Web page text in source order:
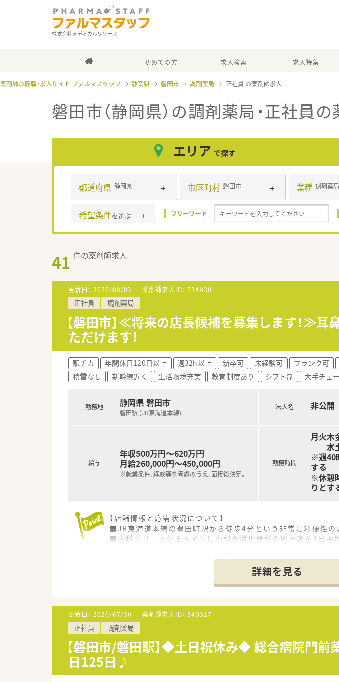
株式会社メディカルリソース
初めての方 求人検索 求人特集
薬剤師の転職・求人サイト ファルマスタッフ 静岡県 磐田市 調剤薬局 正社員
磐田市（静岡県）の調剤薬局・正社員の
エリア で探す
都道府県 静岡県 市区町村 磐田市 業種 調剤薬局
希望条件を選ぶ フリーワード
41 件の薬剤師求人
更新日： 2026/08/03 薬剤師求人ID： 734930
正社員 調剤薬局
【磐田市】≪将来の店長候補を募集します！≫
ただけます！
駅チカ 年間休日120日以上 週32h以上 新卒可 未経験可 ブランク可
積雪なし
新幹線近く 生活環境充実 教育制度あり シフト制 大手チェ
勤務地 静岡県 磐田市
磐田駅 (JR東海道本線)
給与
年収500万円～620万円
月給260,000円～450,000円
※就業条件、経験等を考慮のうえ、面接後決定。
法人名 非公開
勤務時間
月火木
水土
※週40
する
※休憩
りとす
【店舗情報と応需状況について】
■JR東海道本線の豊田町駅から徒歩4分という非常に利便性の
■内科クリニックをメインに内科や消化器科の処方箋を1日平
■会社設立は1993年ですが母体は1981年から続く歴史ある
■「緑の葉」を意味する社名の通り、店舗カラーには緑を強調
す。
■早くから在宅業務にも注力しており、専用の在宅医療室を完
す。
【求人情報について】
■正社員の勤務薬剤師として想定年収は500万円から720万円
■住宅補助制度として単身者限定で月額45,000円までの補助
■入社時期は都度相談可能となっており、現職での引き継ぎ状
詳細を見る
更新日： 2026/07/30 薬剤師求人ID： 340317
正社員 調剤薬局
【磐田市/磐田駅】◆土日祝休み◆ 総合病院門前
日125日♪